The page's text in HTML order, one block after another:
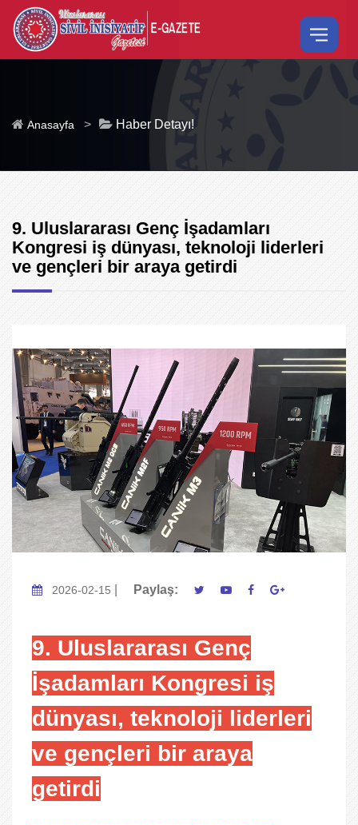
Anasayfa > Haber Detayı!
9. Uluslararası Genç İşadamları
Kongresi iş dünyası, teknoloji liderleri
ve gençleri bir araya getirdi
2026-02-15 Paylaş:
9. Uluslararası Genç
İşadamları Kongresi iş
dünyası, teknoloji liderleri
ve gençleri bir araya
getirdi